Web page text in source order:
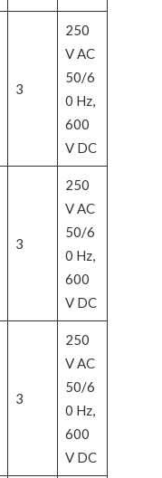
3
250
V AC
50/6
0 Hz,
600
V DC
3
250
V AC
50/6
0 Hz,
600
V DC
3
250
V AC
50/6
0 Hz,
600
V DC